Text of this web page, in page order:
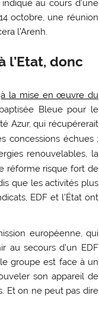
au cours d’une
octobre, une réunion
l’Arenh.
donc
à la mise en œuvre du
Bleue pour le
Azur, qui récupérerait
concessions échues ;
renouvelables, la
réforme risque fort de
que les activités plus
EDFet l’État ont
européenne, qui
au secours d’un EDF
groupe est face à un
son appareil de
Et on ne peut pas dire